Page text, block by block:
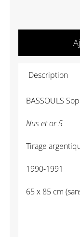
Description
BASSOULS
Nus et or 5
Tirage
1990-1991
65 x 85 cm